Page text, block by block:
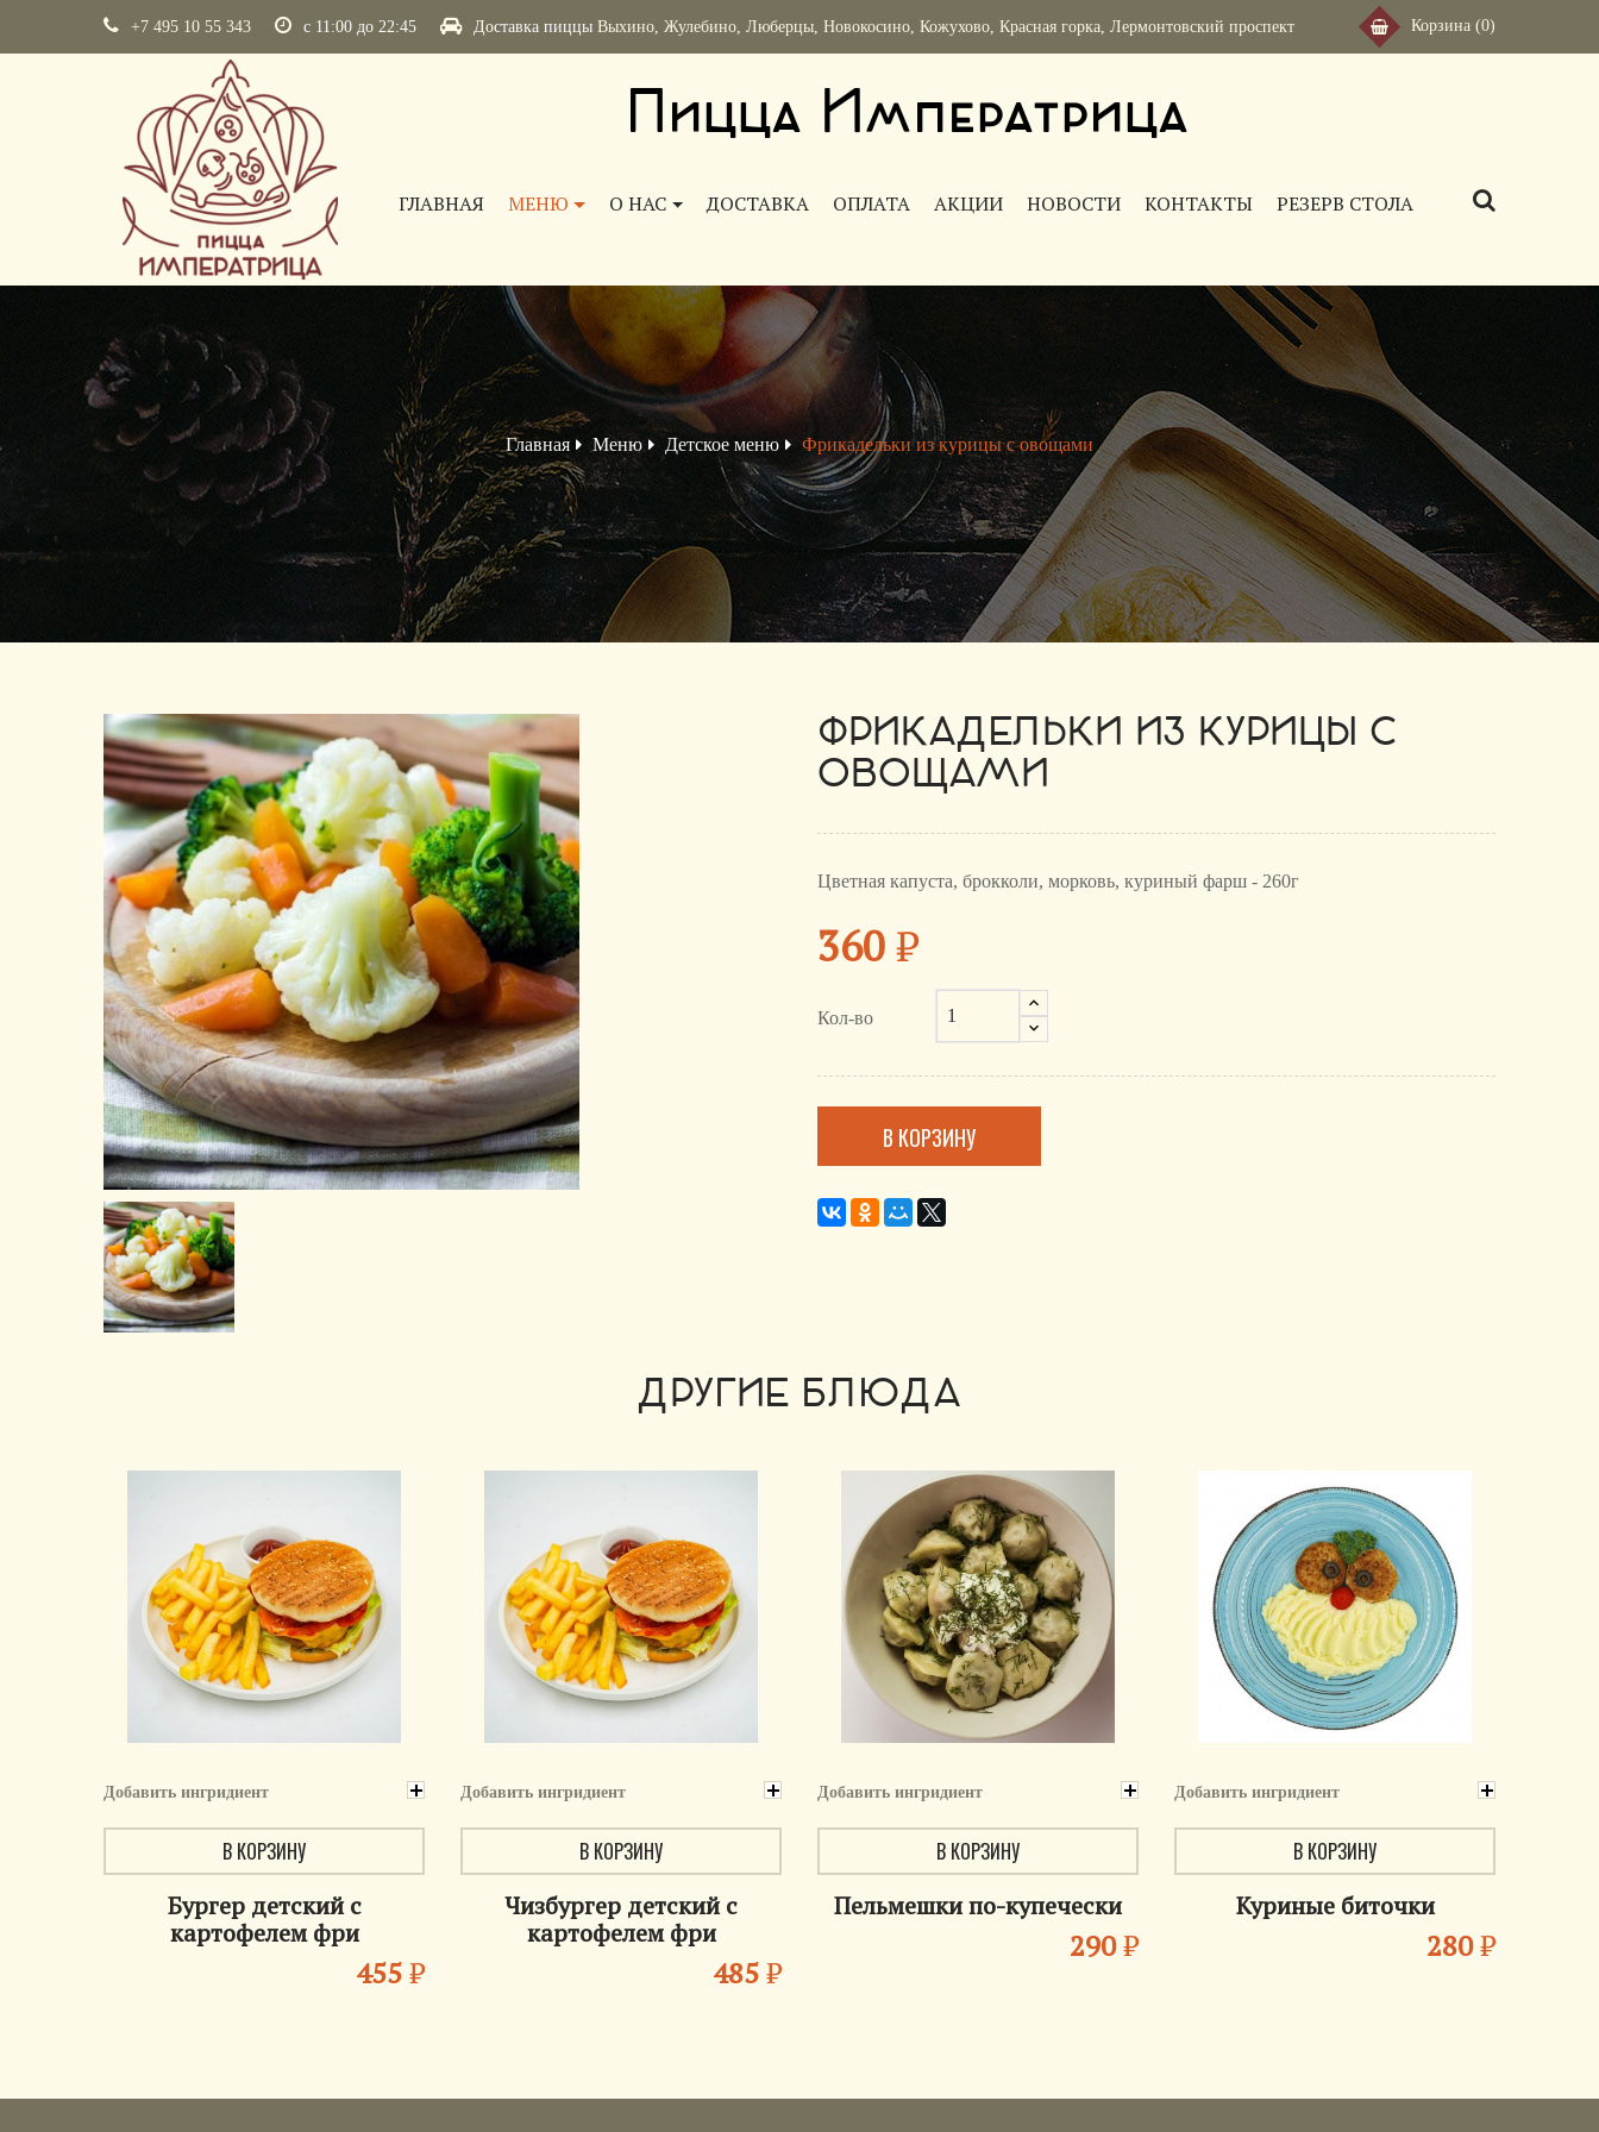
+7 495 10 55 343 с 11:00 до 22:45 Доставка пиццы Выхино, Жулебино, Люберцы, Новокосино, Кожухово, Красная горка, Лермонтовский проспект Корзина (0)
Пицца Императрица
ГЛАВНАЯ МЕНЮ О НАС ДОСТАВКА ОПЛАТА АКЦИИ НОВОСТИ КОНТАКТЫ РЕЗЕРВ СТОЛА
Главная Меню Детское меню Фрикадельки из курицы с овощами
ФРИКАДЕЛЬКИ ИЗ КУРИЦЫ С
ОВОЩАМИ
Цветная капуста, брокколи, морковь, куриный фарш - 260г
360₽
Кол-во
В КОРЗИНУ
ДРУГИЕ БЛЮДА
Добавить ингридиент
В КОРЗИНУ
Бургер детский с
картофелем фри
455₽
Добавить ингридиент
В КОРЗИНУ
Чизбургер детский с
картофелем фри
485₽
Добавить ингридиент
В КОРЗИНУ
Пельмешки по-купечески
290₽
Добавить ингридиент
В КОРЗИНУ
Куриные биточки
280₽